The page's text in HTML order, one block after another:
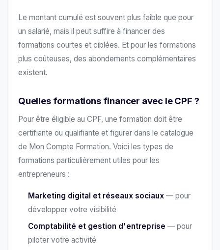
Le montant cumulé est souvent plus faible que pour
un salarié, mais il peut suffire à financer des
formations courtes et ciblées. Et pour les formations
plus coûteuses, des abondements complémentaires
existent.
Quelles formations financer avec le CPF ?
Pour être éligible au CPF, une formation doit être
certifiante ou qualifiante et figurer dans le catalogue
de Mon Compte Formation. Voici les types de
formations particulièrement utiles pour les
entrepreneurs :
Marketing digital et réseaux sociaux — pour
développer votre visibilité
Comptabilité et gestion d'entreprise — pour
piloter votre activité